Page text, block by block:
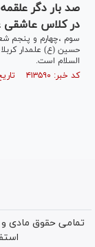
صد بار دگر
در کلاس عاشقی
سوم ،چهارم و پنجم
حسين (ع) علمدار
السلام است.
کد خبر: ۴۱۳۵۹۰ تاریخ انتشار : ۱۳۹۷/۰۲/۰۱
تمامی حقوق مادی و